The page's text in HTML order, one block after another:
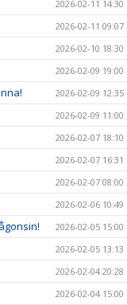
2026-02-11 14:30
2026-02-11 09:07
2026-02-10 18:30
2026-02-09 19:00
2026-02-09 12:35
2026-02-09 11:00
2026-02-07 18:10
2026-02-07 16:31
2026-02-07 08:00
2026-02-06 10:49
2026-02-05 15:00
2026-02-05 13:13
2026-02-04 20:28
2026-02-04 15:00